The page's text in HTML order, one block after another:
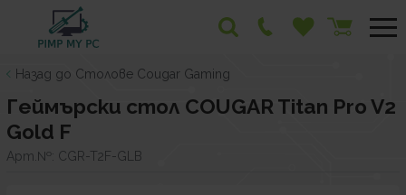
Назад до Столове Cougar Gaming
Геймърски стол COUGAR Titan Pro V2
Gold F
Арт.№: CGR-T2F-GLB